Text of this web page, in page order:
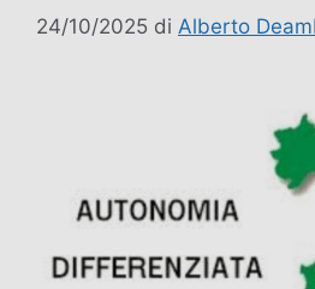
24/10/2025 di Alberto